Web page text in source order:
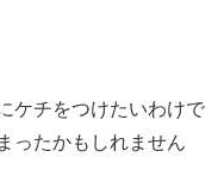
ケチをつけたいわけで
ったかもしれません